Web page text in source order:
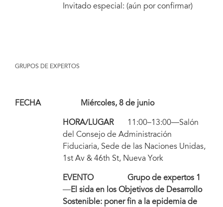
Invitado especial: (aún por confirmar)
GRUPOS DE EXPERTOS
FECHA Miércoles, 8 de junio
HORA/LUGAR 11:00–13:00—Salón
del Consejo de Administración
Fiduciaria, Sede de las Naciones Unidas,
1st Av & 46th St, Nueva York
EVENTO Grupo de expertos 1
—El sida en los Objetivos de Desarrollo
Sostenible: poner fin a la epidemia de